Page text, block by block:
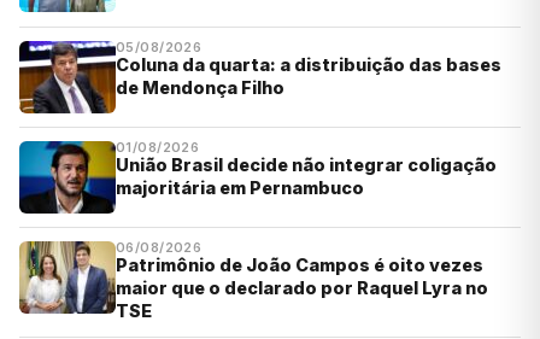
05/08/2026
Coluna da quarta: a distribuição das bases
de Mendonça Filho
01/08/2026
União Brasil decide não integrar coligação
majoritária em Pernambuco
06/08/2026
Patrimônio de João Campos é oito vezes
maior que o declarado por Raquel Lyra no
TSE